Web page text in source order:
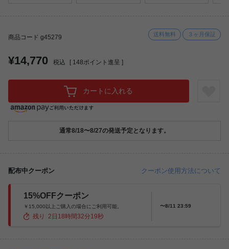
商品コード g45279 送料無料 ３ヶ月保証
¥14,770 税込 [ 148ポイント進呈 ]
カートに入れる
通常8/18〜8/27の発送予定となります。
配布中クーポン クーポン使用方法について
15%OFFクーポン
￥15,000以上ご購入の場合にご利用可能。
残り 2 日 18 時間32分18秒
〜8/11 23:59